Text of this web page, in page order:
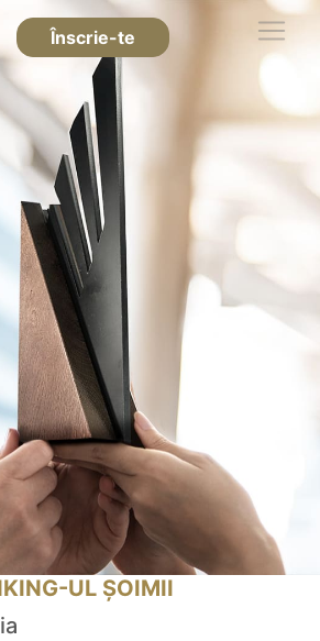
Înscrie-te
UL ȘOIMII